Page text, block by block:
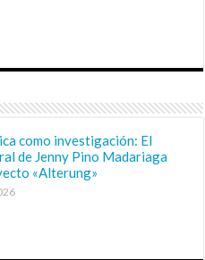
como investigación: El
de Jenny Pino Madariaga
«Alterung»